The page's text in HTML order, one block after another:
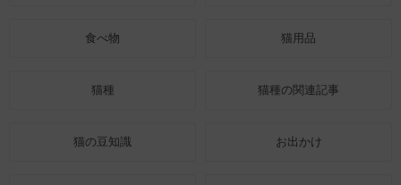
食べ物 猫用品
猫種 猫種の関連記事
猫の豆知識 お出かけ